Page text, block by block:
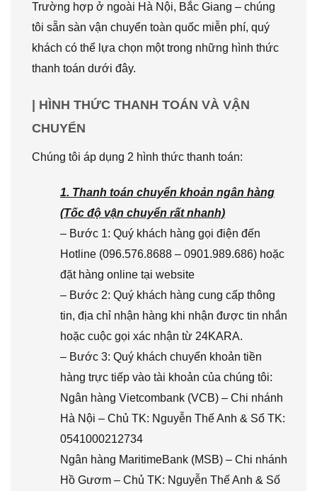
Trường hợp ở ngoài Hà Nội, Bắc Giang – chúng
tôi sẵn sàn vận chuyển toàn quốc miễn phí, quý
khách có thể lựa chọn một trong những hình thức
thanh toán dưới đây.
| HÌNH THỨC THANH TOÁN VÀ VẬN
CHUYỂN
Chúng tôi áp dụng 2 hình thức thanh toán:
1. Thanh toán chuyển khoản ngân hàng
(Tốc độ vận chuyển rất nhanh)
– Bước 1: Quý khách hàng gọi điện đến
Hotline (096.576.8688 – 0901.989.686) hoặc
đặt hàng online tại website
– Bước 2: Quý khách hàng cung cấp thông
tin, địa chỉ nhận hàng khi nhận được tin nhắn
hoặc cuộc gọi xác nhận từ 24KARA.
– Bước 3: Quý khách chuyển khoản tiền
hàng trực tiếp vào tài khoản của chúng tôi:
Ngân hàng Vietcombank (VCB) – Chi nhánh
Hà Nội – Chủ TK: Nguyễn Thế Anh & Số TK:
0541000212734
Ngân hàng MaritimeBank (MSB) – Chi nhánh
Hồ Gươm – Chủ TK: Nguyễn Thế Anh & Số